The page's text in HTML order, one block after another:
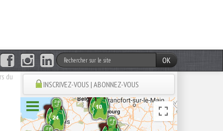
OK
du
INSCRIVEZ-VOUS | ABONNEZ-VOUS